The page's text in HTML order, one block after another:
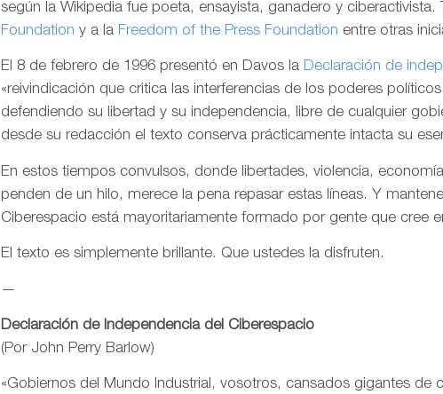
según la Wikipedia fue poeta, ensayista, ganadero y ciberactivista.
Foundation y a la Freedom of the Press Foundation entre otras
El 8 de febrero de 1996 presentó en Davos la Declaración de
«reivindicación que critica las interferencias de los poderes
defendiendo su libertad y su independencia, libre de cualquier
desde su redacción el texto conserva prácticamente intacta su
En estos tiempos convulsos, donde libertades, violencia,
penden de un hilo, merece la pena repasar estas líneas. Y
Ciberespacio está mayoritariamente formado por gente que cree
El texto es simplemente brillante. Que ustedes la disfruten.
—
Declaración de Independencia del Ciberespacio
(Por John Perry Barlow)
«Gobiernos del Mundo Industrial, vosotros, cansados gigantes de